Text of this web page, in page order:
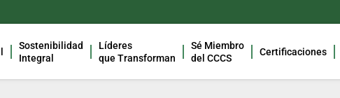
Sostenibilidad
Integral
Líderes
que Transforman
Sé Miembro
del CCCS
Certificaciones